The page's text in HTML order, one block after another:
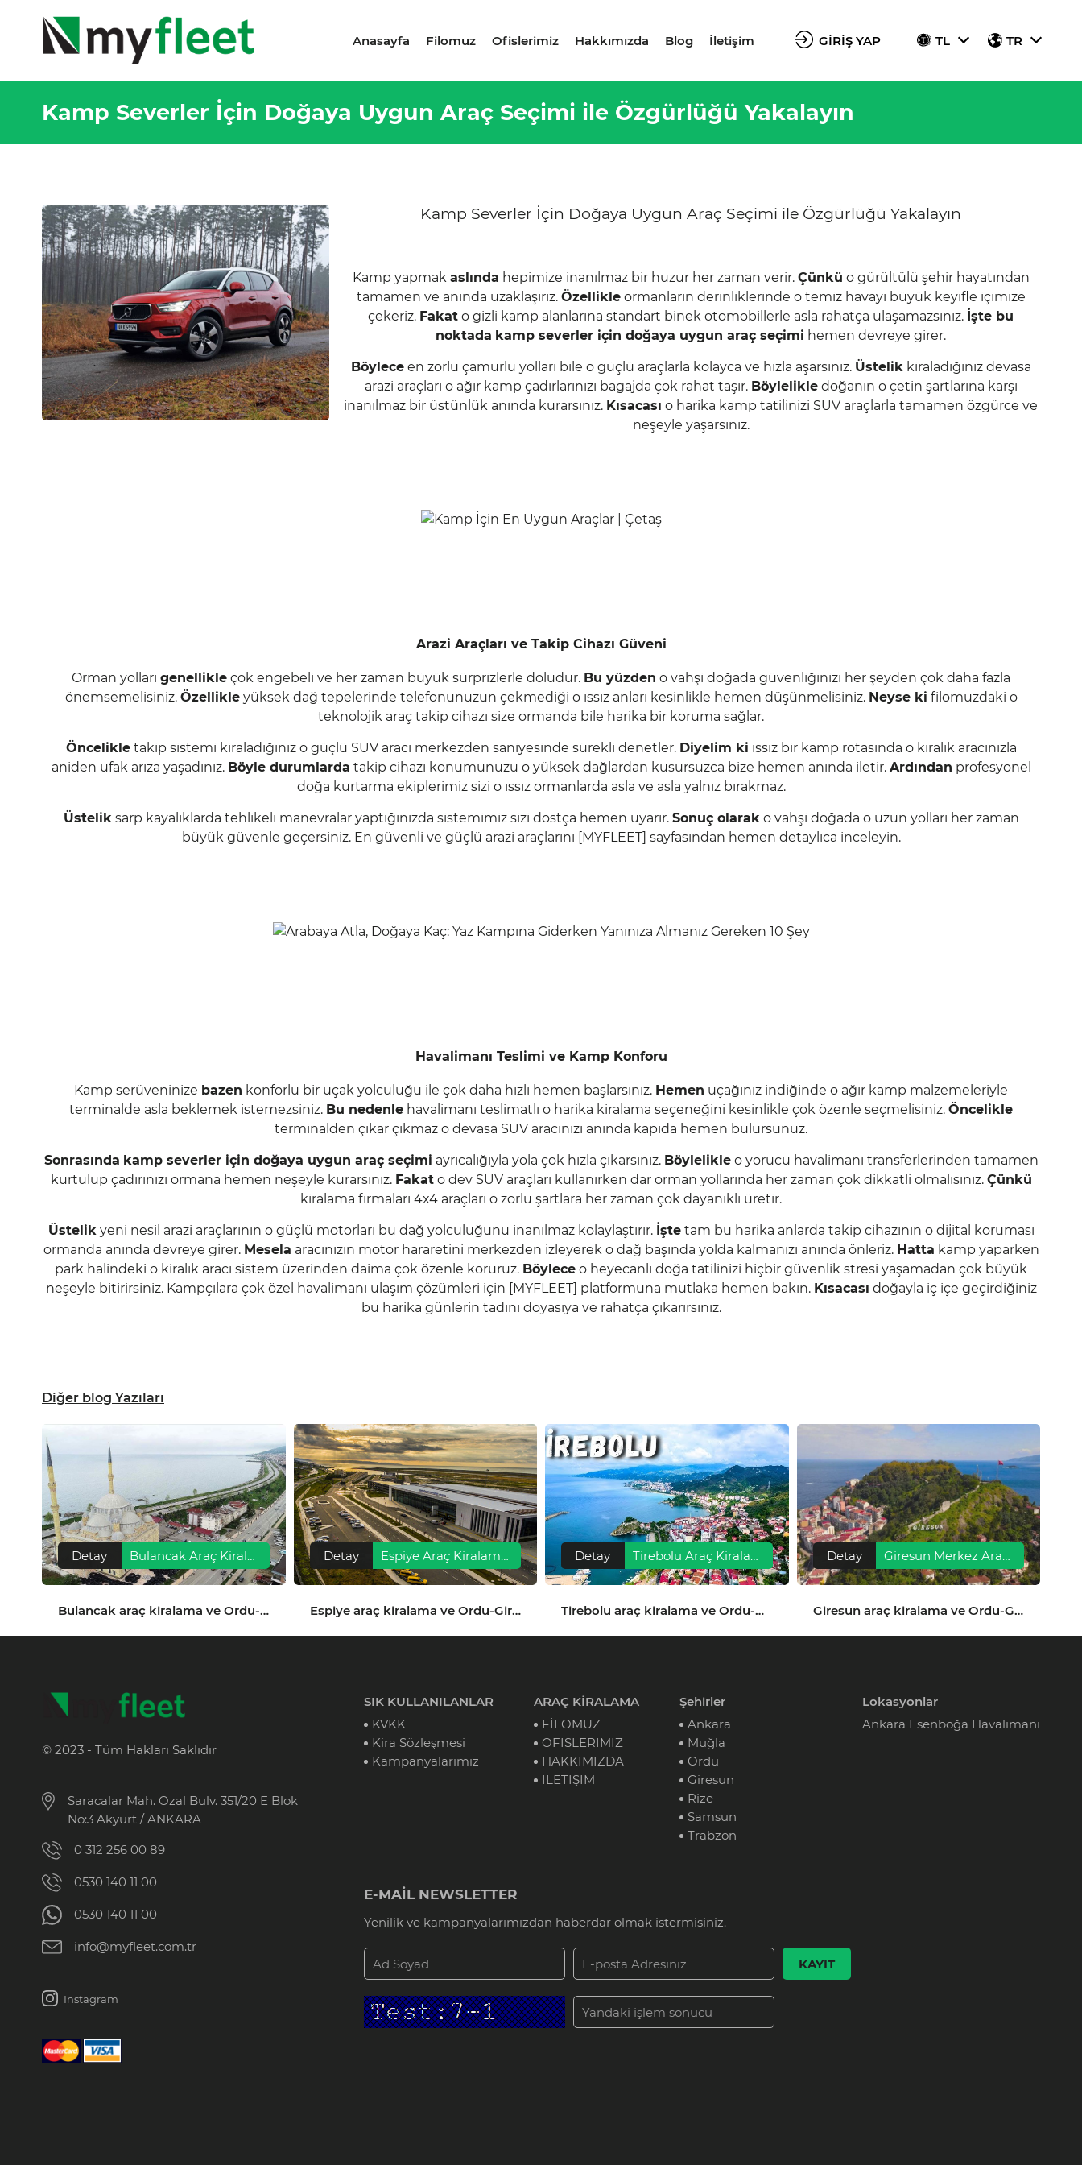
Anasayfa Filomuz Ofislerimiz Hakkımızda Blog İletişim GİRİŞ YAP TL TR
Kamp Severler İçin Doğaya Uygun Araç Seçimi ile Özgürlüğü Yakalayın
Kamp Severler İçin Doğaya Uygun Araç Seçimi ile Özgürlüğü Yakalayın
Kamp yapmak aslında hepimize inanılmaz bir huzur her zaman verir. Çünkü o gürültülü şehir hayatından
tamamen ve anında uzaklaşırız. Özellikleormanların derinliklerinde o temiz havayı büyük keyifle içimize
çekeriz. Fakat o gizli kamp alanlarına standart binek otomobillerle asla rahatça ulaşamazsınız. İşte bu
noktada kamp severler için doğaya uygun araç seçimi hemen devreye girer.
Böyleceen zorlu çamurlu yolları bile o güçlü araçlarla kolayca ve hızla aşarsınız. Üstelikkiraladığınız devasa
arazi araçları o ağır kamp çadırlarınızı bagajda çok rahat taşır. Böylelikledoğanın o çetin şartlarına karşı
inanılmaz bir üstünlük anında kurarsınız. Kısacası o harika kamp tatilinizi SUV araçlarla tamamen özgürce ve
neşeyle yaşarsınız.
Arazi Araçları ve Takip Cihazı Güveni
Orman yolları genellikle çok engebeli ve her zaman büyük sürprizlerle doludur. Bu yüzden o vahşi doğada güvenliğinizi her şeyden çok daha fazla
önemsemelisiniz. Özellikleyüksek dağ tepelerinde telefonunuzun çekmediği o ıssız anları kesinlikle hemen düşünmelisiniz. Neyse ki filomuzdaki o
teknolojik araç takip cihazı size ormanda bile harika bir koruma sağlar.
Öncelikletakip sistemi kiraladığınız o güçlü SUV aracı merkezden saniyesinde sürekli denetler. Diyelim ki ıssız bir kamp rotasında o kiralık aracınızla
aniden ufak arıza yaşadınız. Böyle durumlarda takip cihazı konumunuzu o yüksek dağlardan kusursuzca bize hemen anında iletir. Ardından profesyonel
doğa kurtarma ekiplerimiz sizi o ıssız ormanlarda asla ve asla yalnız bırakmaz.
Üsteliksarp kayalıklarda tehlikeli manevralar yaptığınızda sistemimiz sizi dostça hemen uyarır. Sonuç olarako vahşi doğada o uzun yolları her zaman
büyük güvenle geçersiniz. En güvenli ve güçlü arazi araçlarını [MYFLEET] sayfasından hemen detaylıca inceleyin.
Havalimanı Teslimi ve Kamp Konforu
Kamp serüveninize bazen konforlu bir uçak yolculuğu ile çok daha hızlı hemen başlarsınız. Hemen uçağınız indiğinde o ağır kamp malzemeleriyle
terminalde asla beklemek istemezsiniz. Bu nedenle havalimanı teslimatlı o harika kiralama seçeneğini kesinlikle çok özenle seçmelisiniz. Öncelikle
terminalden çıkar çıkmaz o devasa SUV aracınızı anında kapıda hemen bulursunuz.
Sonrasında kamp severler için doğaya uygun araç seçimi ayrıcalığıyla yola çok hızla çıkarsınız. Böylelikleo yorucu havalimanı transferlerinden tamamen
kurtulup çadırınızı ormana hemen neşeyle kurarsınız. Fakato dev SUV araçları kullanırken dar orman yollarında her zaman çok dikkatli olmalısınız. Çünkü
kiralama firmaları 4x4 araçları o zorlu şartlara her zaman çok dayanıklı üretir.
Üstelikyeni nesil arazi araçlarının o güçlü motorları bu dağ yolculuğunu inanılmaz kolaylaştırır. İştetam bu harika anlarda takip cihazının o dijital koruması
ormanda anında devreye girer. Mesela aracınızın motor hararetini merkezden izleyerek o dağ başında yolda kalmanızı anında önleriz. Hatta kamp yaparken
park halindeki o kiralık aracı sistem üzerinden daima çok özenle koruruz. Böylece o heyecanlı doğa tatilinizi hiçbir güvenlik stresi yaşamadan çok büyük
neşeyle bitirirsiniz. Kampçılara çok özel havalimanı ulaşım çözümleri için [MYFLEET] platformuna mutlaka hemen bakın. Kısacası doğayla iç içe geçirdiğiniz
bu harika günlerin tadını doyasıya ve rahatça çıkarırsınız.
Diğer blog Yazıları
Detay Bulancak Araç Kiralama, Havalimanı Transferi ve Gezilecek Yerler
Bulancak araç kiralama ve Ordu-Giresun Havalimanı transferiyle ilçeye konforlu, güvenli ve hızlı ulaşım sağlayın.
Detay Espiye Araç Kiralama, Havalimanı Transferi ve Gezilecek Yerler
Espiye araç kiralama ve Ordu-Giresun Havalimanı transferiyle ilçeye konforlu, güvenli ve hızlı ulaşım sağlayın.
Detay Tirebolu Araç Kiralama, Havalimanı Transferi ve Gezilecek Yerler
Tirebolu araç kiralama ve Ordu-Giresun Havalimanı transferiyle ilçeye konforlu, güvenli ve hızlı ulaşım sağlayın.
Detay Giresun Merkez Araç Kiralama, Havalimanı Transferi ve Gezilecek Yerler
Giresun araç kiralama ve Ordu-Giresun Havalimanı transferiyle şehir merkezine konforlu, güvenli ve hızlı ulaşım sağlayın.
© 2023 - Tüm Hakları Saklıdır
Saracalar Mah. Özal Bulv. 351/20 E Blok
No:3 Akyurt / ANKARA
0 312 256 00 89
0530 140 11 00
0530 140 11 00
info@myfleet.com.tr
Instagram
SIK KULLANILANLAR
KVKK
Kira Sözleşmesi
Kampanyalarımız
ARAÇ KİRALAMA
FİLOMUZ
OFİSLERİMİZ
HAKKIMIZDA
İLETİŞİM
Şehirler
Ankara
Muğla
Ordu
Giresun
Rize
Samsun
Trabzon
Lokasyonlar
Ankara Esenboğa Havalimanı
E-MAİL NEWSLETTER
Yenilik ve kampanyalarımızdan haberdar olmak istermisiniz.
KAYIT